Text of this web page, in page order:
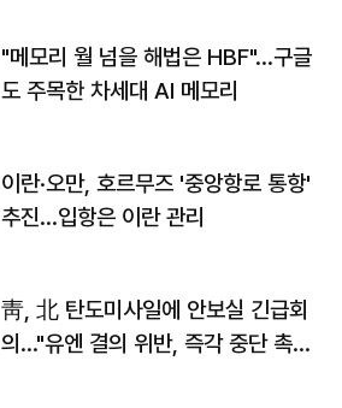
"메모리 월 넘을 해법은 HBF"…구글
도 주목한 차세대 AI 메모리
이란·오만, 호르무즈 '중앙항로 통항'
추진…입항은 이란 관리
靑, 北 탄도미사일에 안보실 긴급회
의…"유엔 결의 위반, 즉각 중단 촉